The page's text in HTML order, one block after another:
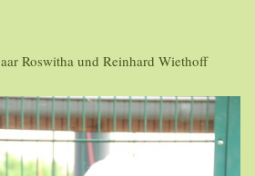
Roswitha und Reinhard Wiethoff